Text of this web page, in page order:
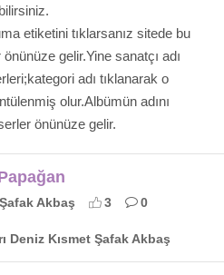
etiketini tıklarsanız sitede bu
gelir.Yine sanatçı adı
adı tıklanarak o
olur.Albümün adını
önünüze gelir.
Akbaş 3
0
Deniz Kısmet Şafak Akbaş